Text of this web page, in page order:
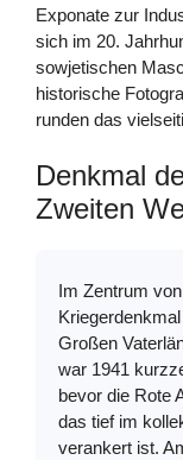
Exponate zur
sich im 20.
sowjetischen
historische
runden das
Denkmal
Zweiten
Im Zentrum
Großen
war 1941
bevor die Rote
das tief im
verankert ist.